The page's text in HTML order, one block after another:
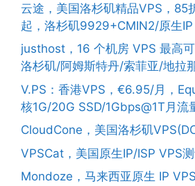
云途，美国洛杉矶精品VPS，85
起，洛杉矶9929+CMIN2/原生IP
justhost，16 个机房 VPS 最高
洛杉矶/阿姆斯特丹/索菲亚/地拉
V.PS：香港VPS，€6.95/月，
核1G/20G SSD/1Gbps@1T月流
CloudCone，美国洛杉矶
VPSCat，美国原生IP/ISP VPS
Mondoze，马来西亚原生 IP